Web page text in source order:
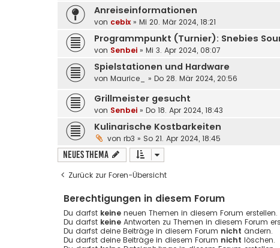
Anreiseinformationen
von cebix » Mi 20. Mär 2024, 18:21
Programmpunkt (Turnier): Snebies
von Senbei » Mi 3. Apr 2024, 08:07
Spielstationen und Hardware
von Maurice_ » Do 28. Mär 2024, 20:56
Grillmeister gesucht
von Senbei » Do 18. Apr 2024, 18:43
Kulinarische Kostbarkeiten
von rb3 » So 21. Apr 2024, 18:45
Neues Thema
Zurück zur Foren-Übersicht
Berechtigungen in diesem Forum
Du darfst keine neuen Themen in diesem Forum erstellen.
Du darfst keine Antworten zu Themen in diesem Forum
Du darfst deine Beiträge in diesem Forum nicht ändern.
Du darfst deine Beiträge in diesem Forum nicht löschen.